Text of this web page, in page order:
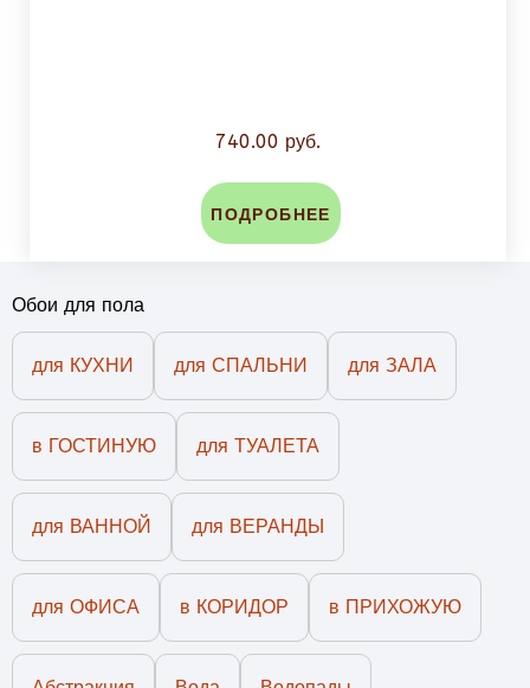
740.00 руб.
ПОДРОБНЕЕ
Обои для пола
для КУХНИ для СПАЛЬНИ для ЗАЛА
в ГОСТИНУЮ для ТУАЛЕТА
для ВАННОЙ для ВЕРАНДЫ
для ОФИСА в КОРИДОР в ПРИХОЖУЮ